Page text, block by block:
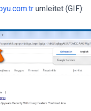
umleitet (GIF):